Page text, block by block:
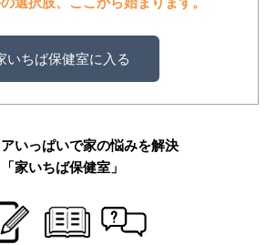
いちば保健室に入る
いっぱいで家の悩みを解決
「家いちば保健室」